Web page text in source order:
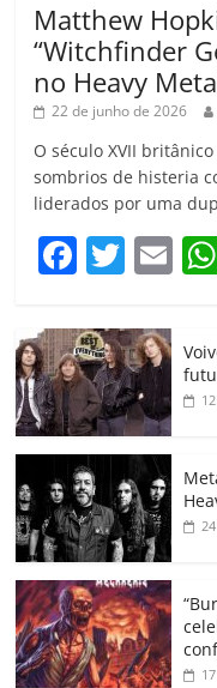
Matthew
“Witchfinder
no Heavy
22 de junho de 2026
O século XVII
sombrios de histeria
liderados por uma
F
c
e
b
o
o
k
T
itt
er
E
ai